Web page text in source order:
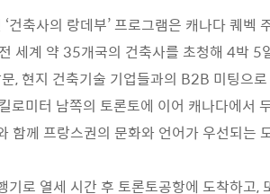
건축사의 랑데부’ 프로그램은 캐나다 퀘벡
세계 약 35개국의 건축사를 초청해 4박 5
, 현지 건축기술 기업들과의 B2B 미팅으
로미터 남쪽의 토론토에 이어 캐나다에서
함께 프랑스권의 문화와 언어가 우선되는
로 열세 시간 후 토론토공항에 도착하고,